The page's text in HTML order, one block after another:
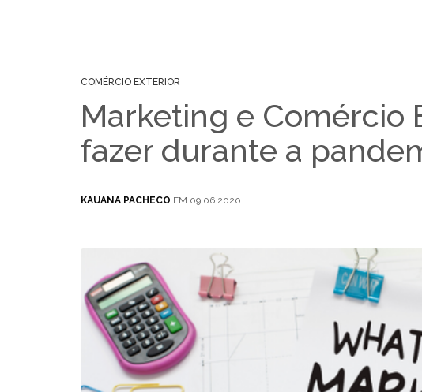
COMÉRCIO EXTERIOR
Marketing e Comércio
fazer durante a
KAUANA PACHECO EM 09.06.2020